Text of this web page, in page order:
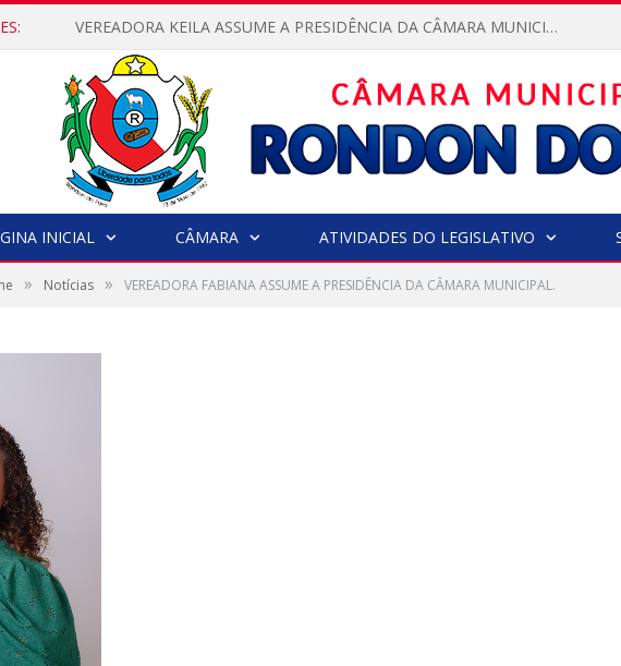
VEREADORA KEILA ASSUME A PRESIDÊNCIA DA CÂMARA MUNICIPAL.
INICIAL CÂMARA ATIVIDADES DO LEGISLATIVO
» Notícias » VEREADORA FABIANA ASSUME A PRESIDÊNCIA DA CÂMARA MUNICIPAL.